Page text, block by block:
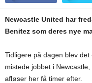
Newcastle United har
Benitez som deres nye
Tidligere på dagen blev
mistede jobbet i
afløser her få timer efter.